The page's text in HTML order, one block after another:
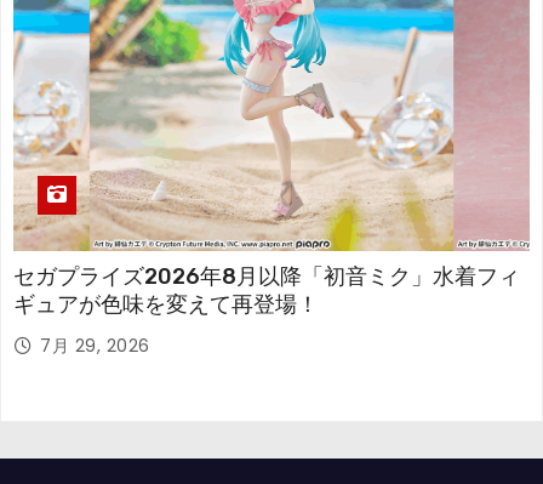
セガプライズ2026年8月以降「初音ミク」水着フィ
ギュアが色味を変えて再登場！
7月 29, 2026